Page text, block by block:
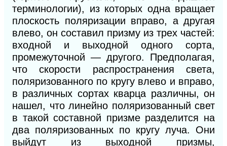
терминологии), из которых одна вращает
плоскость поляризации вправо, а другая
влево, он составил призму из трех частей:
входной и выходной одного сорта,
промежуточной — другого. Предполагая,
что скорости распространения света,
поляризованного по кругу влево и вправо,
в различных сортах кварца различны, он
нашел, что линейно поляризованный свет
в такой составной призме разделится на
два поляризованных по кругу луча. Они
выйдут из выходной призмы,